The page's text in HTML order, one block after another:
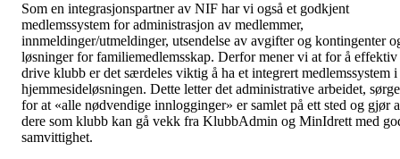
Som en integrasjonspartner av NIF har vi også et godkjent
medlemssystem for administrasjon av medlemmer,
innmeldinger/utmeldinger, utsendelse av avgifter og kontingenter
løsninger for familiemedlemsskap. Derfor mener vi at for å effektiv
drive klubb er det særdeles viktig å ha et integrert medlemssystem i
hjemmesideløsningen. Dette letter det administrative arbeidet,
for at «alle nødvendige innlogginger» er samlet på ett sted og gjør
dere som klubb kan gå vekk fra KlubbAdmin og MinIdrett med
samvittighet.